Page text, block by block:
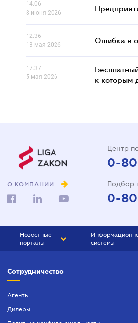
14.06
8 июня 2026
12.36
13 мая 2026
Ошибка в
17.37
5 мая 2026
к которым
О КОМПАНИИ
Центр
0-
Подбор
0-
Новостные
порталы
БИЗНЕС
системы
БУХГАЛТЕР
Сотрудничество
Агенты
Дилеры